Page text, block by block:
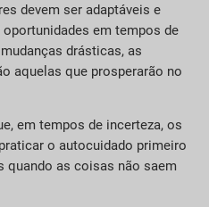
devem ser adaptáveis e
em tempos de
drásticas, as
aquelas que prosperarão no
em tempos de incerteza, os
o autocuidado primeiro
quando as coisas não saem